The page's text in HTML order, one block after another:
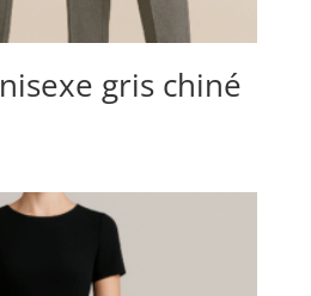
gris chiné